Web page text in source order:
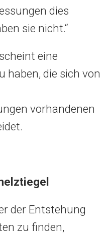
dies
sie nicht.“
eine
haben, die sich von
vorhandenen
der Entstehung
zu finden,